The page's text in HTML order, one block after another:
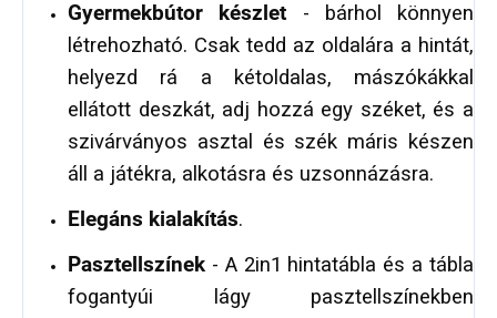
Gyermekbútor készlet - bárhol könnyen
létrehozható. Csak tedd az oldalára a hintát,
helyezd rá a kétoldalas, mászókákkal
ellátott deszkát, adj hozzá egy széket, és a
szivárványos asztal és szék máris készen
áll a játékra, alkotásra és uzsonnázásra.
Elegáns kialakítás.
Pasztellszínek - A 2in1 hintatábla és a tábla
fogantyúi lágy pasztellszínekben